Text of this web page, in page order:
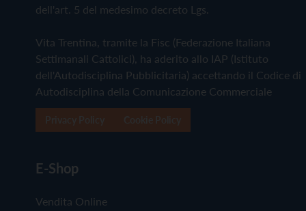
dell'art. 5 del medesimo decreto Lgs.
Vita Trentina, tramite la Fisc (Federazione Italiana
Settimanali Cattolici), ha aderito allo IAP (Istituto
dell'Autodisciplina Pubblicitaria) accettando il Codice di
Autodisciplina della Comunicazione Commerciale
E-Shop
Vendita Online